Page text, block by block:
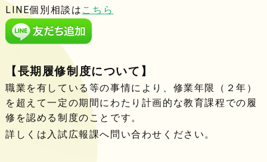
LINE個別相談は こちら
【長期履修制度について】
職業を有している等の事情により、修業年限（２年）
を超えて一定の期間にわたり計画的な教育課程での履
修を認める制度のことです。
詳しくは入試広報課へ問い合わせください。